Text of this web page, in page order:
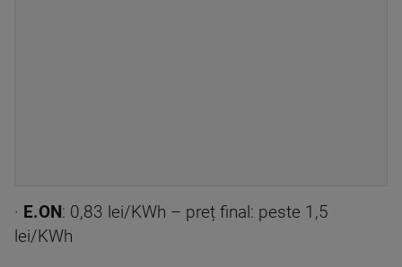
· E.ON: 0,83 lei/KWh – preț final: peste 1,5
lei/KWh